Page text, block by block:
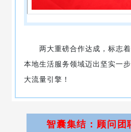
两大重磅合作达成，标志着
本地生活服务领域迈出坚实一
大流量引擎！
智囊集结：顾问